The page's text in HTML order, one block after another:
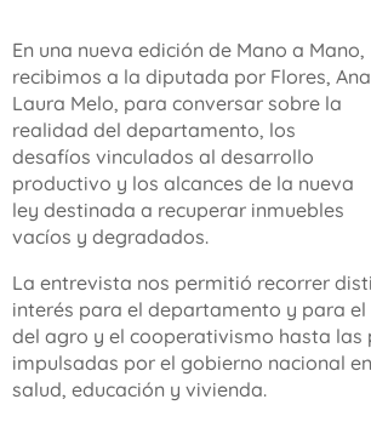
En una nueva edición de Mano a Mano,
recibimos a la diputada por Flores, Ana
Laura Melo, para conversar sobre la
realidad del departamento, los
desafíos vinculados al desarrollo
productivo y los alcances de la nueva
ley destinada a recuperar inmuebles
vacíos y degradados.
La entrevista nos permitió recorrer
interés para el departamento y para el
del agro y el cooperativismo hasta las
impulsadas por el gobierno nacional
salud, educación y vivienda.